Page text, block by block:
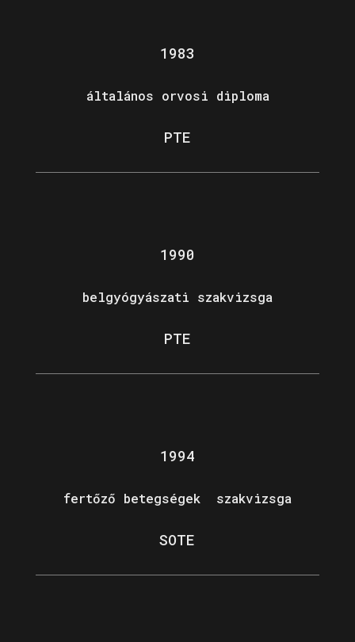
1983
általános orvosi diploma
PTE
1990
belgyógyászati szakvizsga
PTE
1994
fertőző betegségek szakvizsga
SOTE